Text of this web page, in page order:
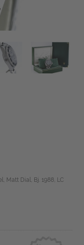
Matt Dial, Bj. 1988, LC